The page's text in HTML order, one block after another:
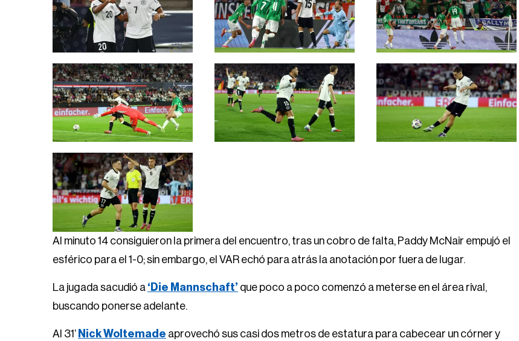
Al minuto 14 consiguieron la primera del encuentro, tras un cobro de falta, Paddy McNair empujó el
esférico para el 1-0; sin embargo, el VAR echó para atrás la anotación por fuera de lugar.
La jugada sacudió a ‘Die Mannschaft’ que poco a poco comenzó a meterse en el área rival,
buscando ponerse adelante.
Al 31’ Nick Woltemade aprovechó sus casi dos metros de estatura para cabecear un córner y